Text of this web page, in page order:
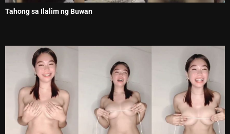
Tahong sa Ilalim ng Buwan